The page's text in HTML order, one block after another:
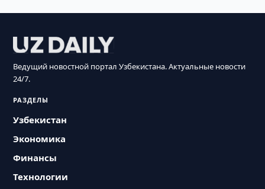
Ведущий новостной портал Узбекистана. Актуальные новости
24/7.
РАЗДЕЛЫ
Узбекистан
Экономика
Финансы
Технологии